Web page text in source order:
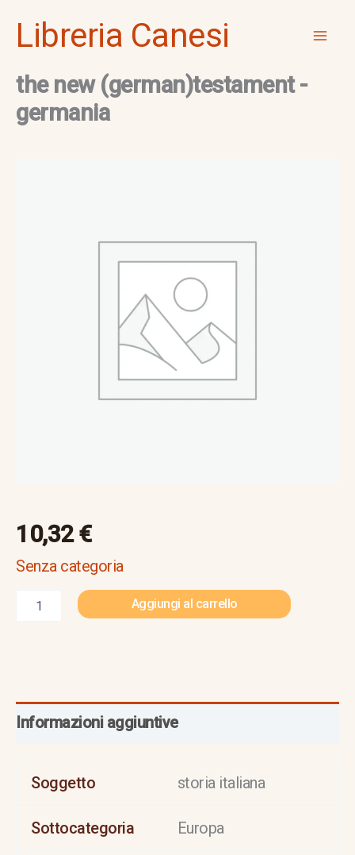
Libreria Canesi
the new (german)testament -
germania
10,32€
Senza categoria
Aggiungi al carrello
Informazioni aggiuntive
Soggetto storia italiana
Sottocategoria Europa